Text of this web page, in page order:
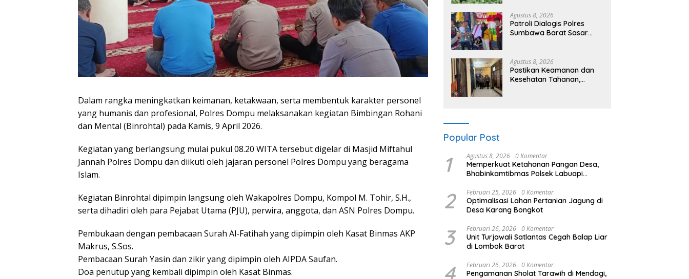
Dalam rangka meningkatkan keimanan, ketakwaan, serta membentuk karakter personel
yang humanis dan profesional, Polres Dompu melaksanakan kegiatan Bimbingan Rohani
dan Mental (Binrohtal) pada Kamis, 9 April 2026.
Kegiatan yang berlangsung mulai pukul 08.20 WITA tersebut digelar di Masjid Miftahul
Jannah Polres Dompu dan diikuti oleh jajaran personel Polres Dompu yang beragama
Islam.
Kegiatan Binrohtal dipimpin langsung oleh Wakapolres Dompu, Kompol M. Tohir, S.H.,
serta dihadiri oleh para Pejabat Utama (PJU), perwira, anggota, dan ASN Polres Dompu.
Pembukaan dengan pembacaan Surah Al-Fatihah yang dipimpin oleh Kasat Binmas AKP
Makrus, S.Sos.
Pembacaan Surah Yasin dan zikir yang dipimpin oleh AIPDA Saufan.
Doa penutup yang kembali dipimpin oleh Kasat Binmas.
Pangan
Agustus 8, 2026
Patroli Dialogis Polres
Sumbawa Barat Sasar
Tetap Kondusif
Agustus 8, 2026
Pastikan Keamanan dan
Kesehatan Tahanan,
Popular Post
1 Agustus 8, 2026 0 Komentar
Memperkuat Ketahanan Pangan Desa,
Bhabinkamtibmas Polsek Labuapi
2 Februari 25, 2026 0 Komentar
Optimalisasi Lahan Pertanian Jagung di
Desa Karang Bongkot
3 Februari 26, 2026 0 Komentar
Unit Turjawali Satlantas Cegah Balap Liar
di Lombok Barat
4 Februari 26, 2026 0 Komentar
Pengamanan Sholat Tarawih di Mendagi,